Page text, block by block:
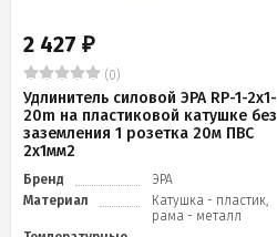
2 427 ₽
(0)
Удлинитель силовой ЭРА RP-1-2x1-
20m на пластиковой катушке без
заземления 1 розетка 20м ПВС
2х1мм2
Бренд
ЭРА
Материал
Катушка - пластик,
рама - металл